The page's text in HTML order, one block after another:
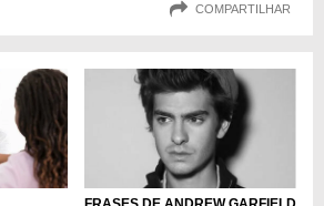
COMPARTILHAR